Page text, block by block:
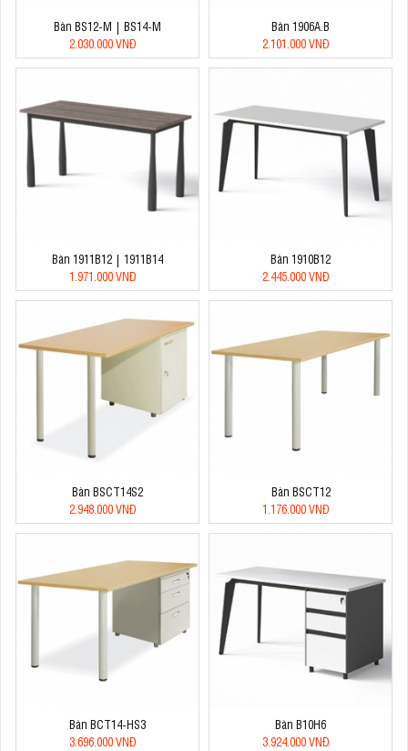
Bàn BS12-M | BS14-M
2.030.000 VNĐ
Bàn 1906A.B
2.101.000 VNĐ
Bàn 1911B12 | 1911B14
1.971.000 VNĐ
Bàn 1910B12
2.445.000 VNĐ
Bàn BSCT14S2
2.948.000 VNĐ
Bàn BSCT12
1.176.000 VNĐ
Bàn BCT14-HS3
3.696.000 VNĐ
Bàn B10H6
3.924.000 VNĐ